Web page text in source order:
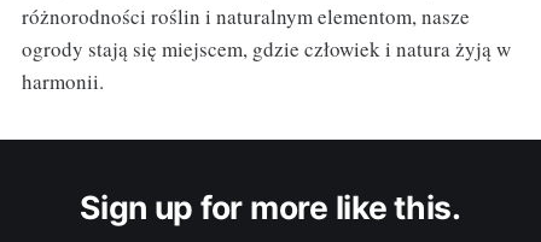
różnorodności roślin i naturalnym elementom, nasze
ogrody stają się miejscem, gdzie człowiek i natura żyją w
harmonii.
Sign up for more like this.